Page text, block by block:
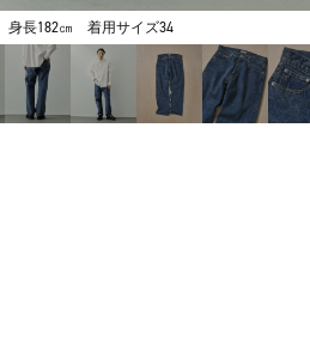
身長182㎝ 着用サイズ34